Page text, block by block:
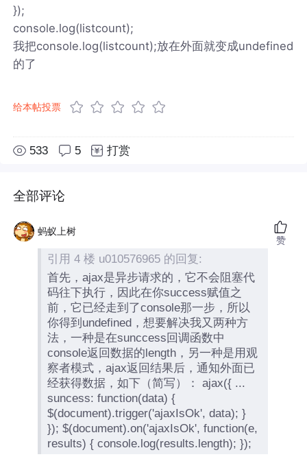
});
console.log(listcount);
我把console.log(listcount);放在外面就变成undefined
的了
给本帖投票
533 5 打赏
全部评论
蚂蚁上树
引用 4 楼 u010576965 的回复:
首先，ajax是异步请求的，它不会阻塞代
码往下执行，因此在你success赋值之
前，它已经走到了console那一步，所以
你得到undefined，想要解决我又两种方
法，一种是在sunccess回调函数中
console返回数据的length，另一种是用观
察者模式，ajax返回结果后，通知外面已
经获得数据，如下（简写）： ajax({ ...
suncess: function(data) {
$(document).trigger('ajaxIsOk', data); }
}); $(document).on('ajaxIsOk', function(e,
results) { console.log(results.length); });
赞